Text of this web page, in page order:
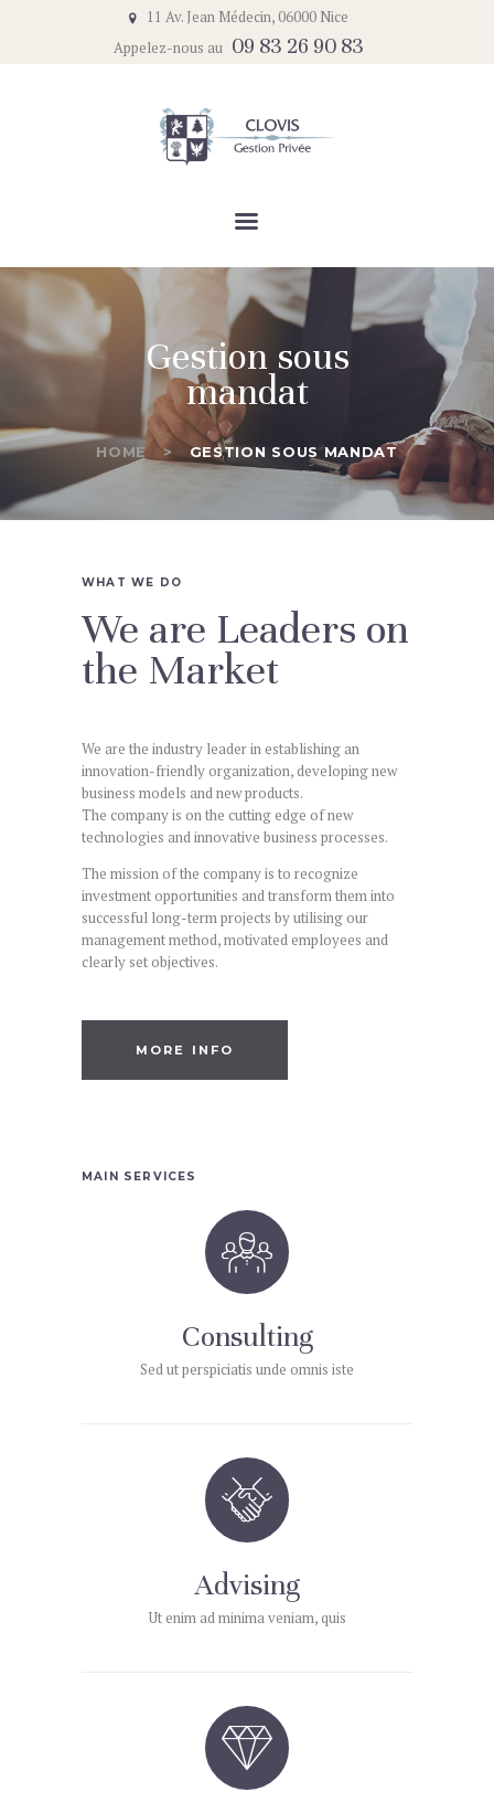
11 Av. Jean Médecin, 06000 Nice
Appelez-nous au 09 83 26 90 83
Gestion sous
mandat
HOME GESTION SOUS MANDAT
Un service complet et de qualité
ACCUEIL
LE CABINET
NOTRE ACTUALITÉ
WHAT WE DO
We are Leaders on
the Market
We are the industry leader in establishing an
innovation-friendly organization, developing new
business models and new products.
The company is on the cutting edge of new
technologies and innovative business processes.
The mission of the company is to recognize
investment opportunities and transform them into
successful long-term projects by utilising our
management method, motivated employees and
clearly set objectives.
MORE INFO
MAIN SERVICES
Consulting
Sed ut perspiciatis unde omnis iste
Advising
Ut enim ad minima veniam, quis